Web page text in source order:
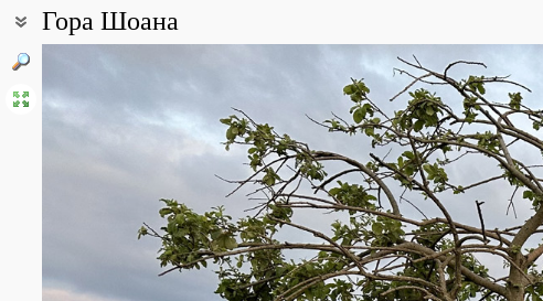
Гора Шоана
43° 46′ 16″ N, 41° 53′ 22″ E (view at maps ofGoogle,OpenStreetMap,Yandex
(6) Photos of plants & lichens(22)